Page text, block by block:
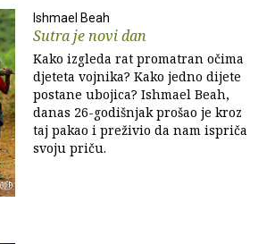
Ishmael Beah
Sutra je novi dan
Kako izgleda rat promatran očima
djeteta vojnika? Kako jedno dijete
postane ubojica? Ishmael Beah,
danas 26-godišnjak prošao je kroz
taj pakao i preživio da nam ispriča
svoju priču.